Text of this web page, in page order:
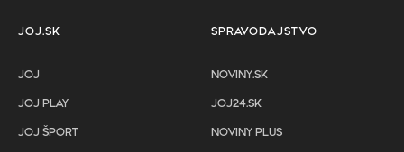
JOJ.SK
JOJ
JOJ PLAY
JOJ ŠPORT
SPRAVODAJSTVO
NOVINY.SK
JOJ24.SK
NOVINY PLUS